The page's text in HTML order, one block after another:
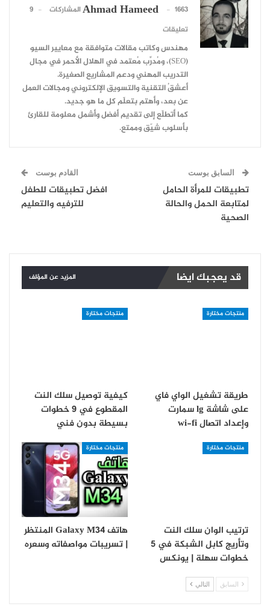
Ahmad Hameed 1663 المشاركات
9
تعليقات
مهندس وكاتب مقالات متوافقة مع معايير السيو
(SEO)، ومُدرِّب مُعتمد في الهلال الأحمر في مجال
التدريب المهني ودعم المشاريع الصغيرة.
أعشقُ التقنية والتسويق الإلكتروني ومجالات العمل
عن بعد، وأهتم بتعلّم كل ما هو جديد.
كما أتطلّع إلى تقديم أفضل وأشمل معلومة للقارئ
بأسلوب شيّق وممتع.
السابق بوست
تطبيقات للمرأة الحامل
لمتابعة الحمل والحالة
الصحية
القادم بوست
افضل تطبيقات للطفل
للترفيه والتعليم
قد يعجبك ايضا المزيد عن المؤلف
منتجات مختارة
طريقة تشغيل الواي فاي
على شاشة lg سمارت
و‏إعداد اتصال wi-fi
منتجات مختارة
كيفية توصيل سلك النت
المقطوع في 9 خطوات
بسيطة بدون فني
منتجات مختارة
ترتيب الوان سلك النت
وتأريج كابل الشبكة في 5
خطوات سهلة | يونكس
منتجات مختارة
هاتف Galaxy M34 المنتظر
| تسريبات مواصفاته وسعره
السابق التالي